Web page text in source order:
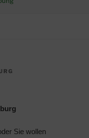
Sie wollen